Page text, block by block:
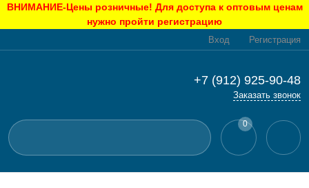
ВНИМАНИЕ-Цены розничные! Для доступа к оптовым ценам
нужно пройти регистрацию
Вход Регистрация
+7 (912) 925-90-48
Заказать звонок
0